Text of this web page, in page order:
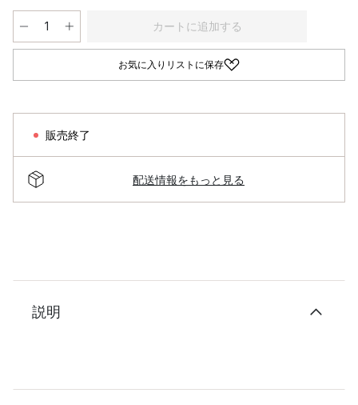
カートに追加する
お気に入りリストに保存
販売終了
配送情報をもっと見る
説明